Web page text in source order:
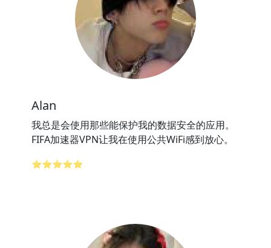
Alan
我总是会使用那些能保护我的数据安全的应用。
FIFA加速器VPN让我在使用公共WiFi感到放心。
⭐⭐⭐⭐⭐